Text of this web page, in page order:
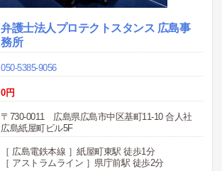
弁護士法人プロテクトスタンス 広島事
務所
050-5385-9056
0円
〒730-0011 広島県広島市中区基町11-10 合人社
広島紙屋町ビル5F
［ 広島電鉄本線 ］紙屋町東駅 徒歩1分
［ アストラムライン ］県庁前駅 徒歩2分